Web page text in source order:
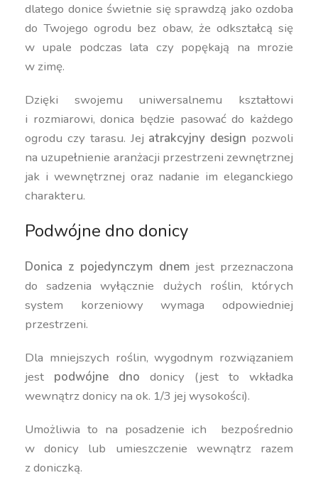
dlatego donice świetnie się sprawdzą jako ozdoba
do Twojego ogrodu bez obaw, że odkształcą się
w upale podczas lata czy popękają na mrozie
w zimę.
Dzięki swojemu uniwersalnemu kształtowi
i rozmiarowi, donica będzie pasować do każdego
ogrodu czy tarasu. Jej atrakcyjny design pozwoli
na uzupełnienie aranżacji przestrzeni zewnętrznej
jak i wewnętrznej oraz nadanie im eleganckiego
charakteru.
Podwójne dno donicy
Donica z pojedynczym dnemjest przeznaczona
do sadzenia wyłącznie dużych roślin, których
system korzeniowy wymaga odpowiedniej
przestrzeni.
Dla mniejszych roślin, wygodnym rozwiązaniem
jest podwójne dno donicy (jest to wkładka
wewnątrz donicy na ok. 1/3 jej wysokości).
Umożliwia to na posadzenie ich bezpośrednio
w donicy lub umieszczenie wewnątrz razem
z doniczką.